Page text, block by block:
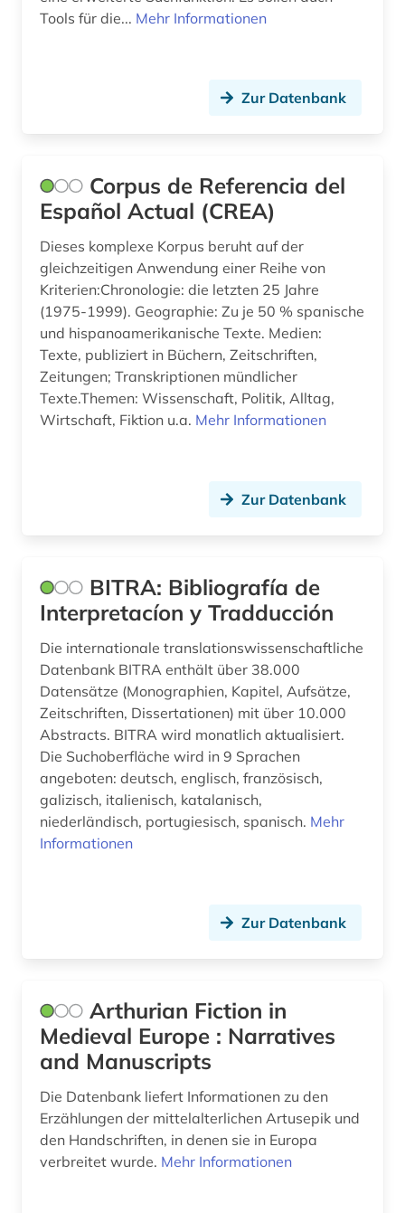
Tools für die... Mehr Informationen
Zur Datenbank
Corpus de Referencia del
Español Actual (CREA)
Dieses komplexe Korpus beruht auf der
gleichzeitigen Anwendung einer Reihe von
Kriterien:Chronologie: die letzten 25 Jahre
(1975-1999). Geographie: Zu je 50 % spanische
und hispanoamerikanische Texte. Medien:
Texte, publiziert in Büchern, Zeitschriften,
Zeitungen; Transkriptionen mündlicher
Texte.Themen: Wissenschaft, Politik, Alltag,
Wirtschaft, Fiktion u.a. Mehr Informationen
Zur Datenbank
BITRA: Bibliografía de
Interpretacíon y Tradducción
Die internationale translationswissenschaftliche
Datenbank BITRA enthält über 38.000
Datensätze (Monographien, Kapitel, Aufsätze,
Zeitschriften, Dissertationen) mit über 10.000
Abstracts. BITRA wird monatlich aktualisiert.
Die Suchoberfläche wird in 9 Sprachen
angeboten: deutsch, englisch, französisch,
galizisch, italienisch, katalanisch,
niederländisch, portugiesisch, spanisch. Mehr
Informationen
Zur Datenbank
Arthurian Fiction in
Medieval Europe : Narratives
and Manuscripts
Die Datenbank liefert Informationen zu den
Erzählungen der mittelalterlichen Artusepik und
den Handschriften, in denen sie in Europa
verbreitet wurde. Mehr Informationen